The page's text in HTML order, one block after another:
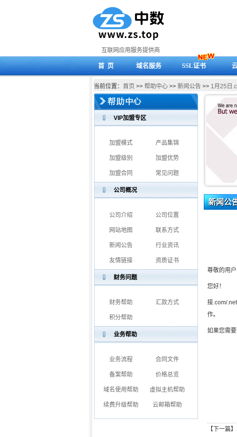
互联网应用服务提供商
首 页 域名服务 SSL证书
当前位置： 首页 >> 帮助中心 >> 新闻公告 >> 1月25日
VIP加盟专区
加盟模式 产品集锦
加盟级别 加盟优势
加盟合同 常见问题
公司概况
公司介绍 公司位置
网站地图 联系方式
新闻公告 行业资讯
友情链接 资质证书
财务问题
财务帮助 汇款方式
积分帮助
业务帮助
业务流程 合同文件
备案帮助 价格总览
域名使用帮助 虚拟主机帮助
续费升级帮助 云邮箱帮助
新闻公
尊敬的用户
您好！
接.com/
作。
如果您需
【下一篇】